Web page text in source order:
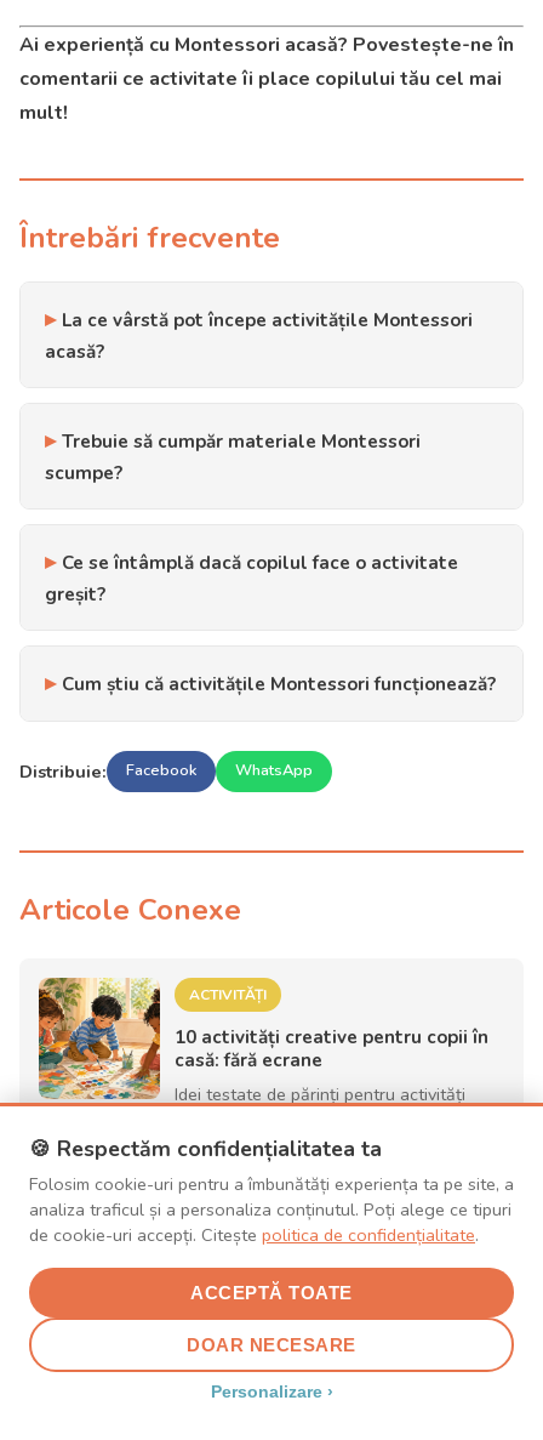
Ai experiență cu Montessori acasă? Povestește-ne în
comentarii ce activitate îi place copilului tău cel mai
mult!
Întrebări frecvente
La ce vârstă pot începe activitățile Montessori
acasă?
Trebuie să cumpăr materiale Montessori
scumpe?
Ce se întâmplă dacă copilul face o activitate
greșit?
Cum știu că activitățile Montessori funcționează?
Distribuie: Facebook WhatsApp
Articole Conexe
ACTIVITĂȚI
10 activități creative pentru copii în
casă: fără ecrane
Idei testate de părinți pentru activități
experimente și ...
ACTIVITĂȚI
10 jocuri în aer liber pentru copii —
10 jocuri distractive în aer liber pentru
copii de 2-8 ani: cu apă, cu nisip, de
alergat și de explo...
🍪 Respectăm confidențialitatea ta
Folosim cookie-uri pentru a îmbunătăți experiența ta pe site, a
analiza traficul și a personaliza conținutul. Poți alege ce tipuri
de cookie-uri accepți. Citește politica de confidențialitate.
ACCEPTĂ TOATE
DOAR NECESARE
Personalizare ›